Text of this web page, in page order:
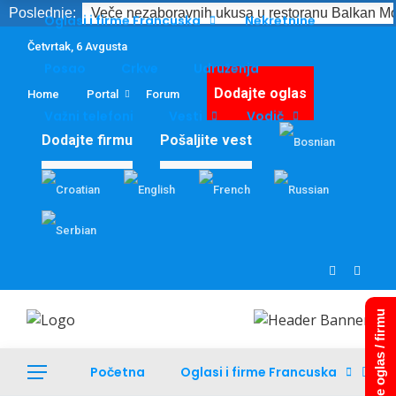
Poslednje: Veče nezaboravnih ukusa u restoranu Balkan
Četvrtak, 6 Avgusta
Home Portal Forum Dodajte oglas
Dodajte firmu Pošaljite vest
Početna Oglasi i firme Francuska
Oglasi i firme Francuska Nekretnine
Posao Crkve Udruženja
Važni telefoni Vesti Vodič